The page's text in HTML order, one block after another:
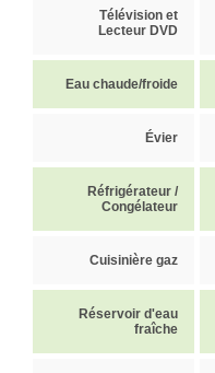
Télévision et
Lecteur DVD
Eau chaude/froide
Évier
Réfrigérateur /
Congélateur
Cuisinière gaz
Réservoir d'eau
fraîche